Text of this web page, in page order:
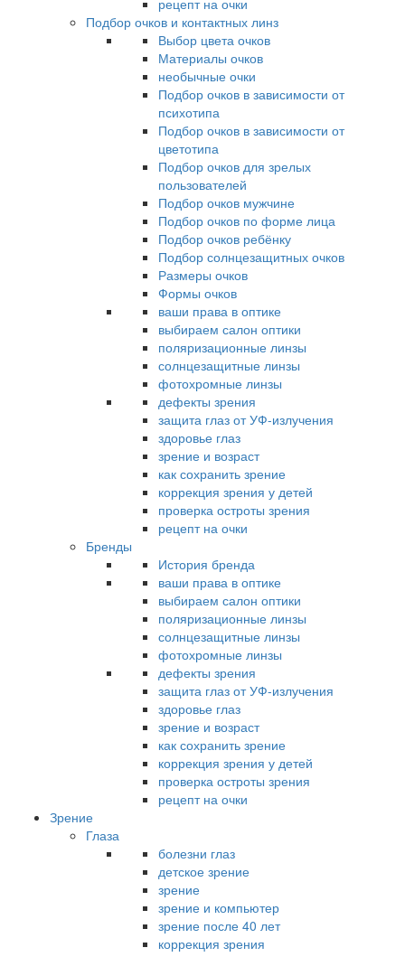
рецепт на очки
Подбор очков и контактных линз
Выбор цвета очков
Материалы очков
необычные очки
Подбор очков в зависимости от
психотипа
Подбор очков в зависимости от
цветотипа
Подбор очков для зрелых
пользователей
Подбор очков мужчине
Подбор очков по форме лица
Подбор очков ребёнку
Подбор солнцезащитных очков
Размеры очков
Формы очков
ваши права в оптике
выбираем салон оптики
поляризационные линзы
солнцезащитные линзы
фотохромные линзы
дефекты зрения
защита глаз от УФ-излучения
здоровье глаз
зрение и возраст
как сохранить зрение
коррекция зрения у детей
проверка остроты зрения
рецепт на очки
Бренды
История бренда
ваши права в оптике
выбираем салон оптики
поляризационные линзы
солнцезащитные линзы
фотохромные линзы
дефекты зрения
защита глаз от УФ-излучения
здоровье глаз
зрение и возраст
как сохранить зрение
коррекция зрения у детей
проверка остроты зрения
рецепт на очки
Зрение
Глаза
болезни глаз
детское зрение
зрение
зрение и компьютер
зрение после 40 лет
коррекция зрения